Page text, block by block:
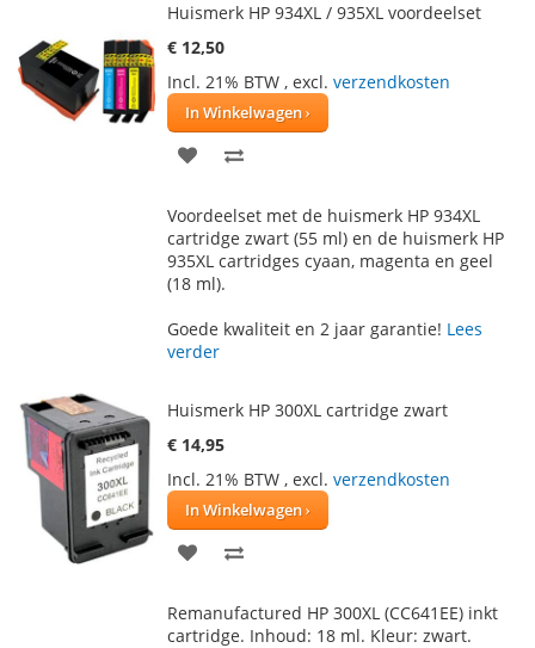
Huismerk HP 934XL / 935XL voordeelset
€ 12,50
Incl. 21% BTW , excl. verzendkosten
In Winkelwagen
VOEG
AAN
VERLANGLIJST
TE
VERGELIJKEN
Voordeelset met de huismerk HP 934XL
cartridge zwart (55 ml) en de huismerk HP
935XL cartridges cyaan, magenta en geel
(18 ml).
Goede kwaliteit en 2 jaar garantie! Lees
verder
Huismerk HP 300XL cartridge zwart
€ 14,95
Incl. 21% BTW , excl. verzendkosten
In Winkelwagen
VOEG
AAN
TE
Remanufactured HP 300XL (CC641EE) inkt
cartridge. Inhoud: 18 ml. Kleur: zwart.